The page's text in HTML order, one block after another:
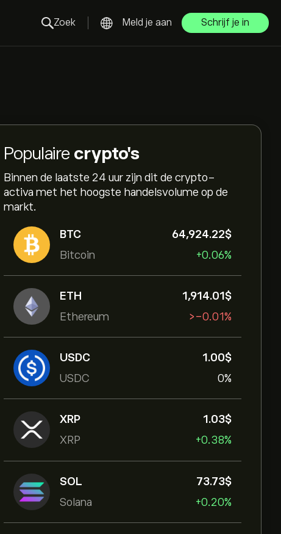
Zoek Meld je aan Schrijf je in
Populaire crypto's
Binnen de laatste 24 uur zijn dit de crypto-
activa met het hoogste handelsvolume op de
markt.
BTC
Bitcoin
64,924.22‎$‎
+0.06%
ETH
Ethereum
1,914.01‎$‎
‎>-‎0.01%
USDC
USDC
1.00‎$‎
0%
XRP
XRP
1.03‎$‎
+0.38%
SOL
Solana
73.73‎$‎
+0.20%